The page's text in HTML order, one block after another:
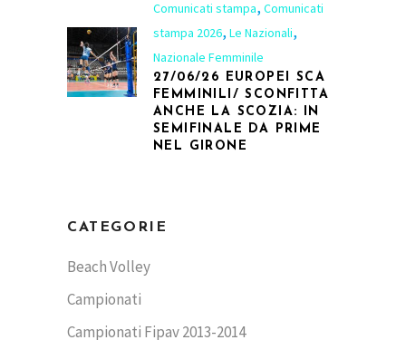
Comunicati stampa, Comunicati
stampa 2026, Le Nazionali,
Nazionale Femminile
27/06/26 EUROPEI SCA
FEMMINILI/ SCONFITTA
ANCHE LA SCOZIA: IN
SEMIFINALE DA PRIME
NEL GIRONE
CATEGORIE
Beach Volley
Campionati
Campionati Fipav 2013-2014